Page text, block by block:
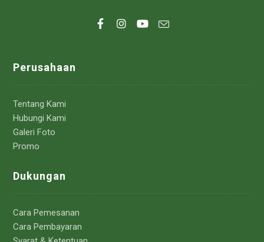
Perusahaan
Tentang Kami
Hubungi Kami
Galeri Foto
Promo
Dukungan
Cara Pemesanan
Cara Pembayaran